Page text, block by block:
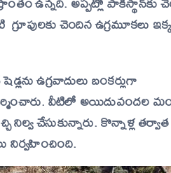
చెందిన ఉగ్రమూకలు
ఉగ్రవాదులు బంకర్లుగా
వీటిలో అయిదువందల
చేసుకున్నారు. కొన్నాళ్ల
నిర్వహించింది.